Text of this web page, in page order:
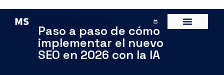
Paso a paso de cómo
implementar el nuevo
SEO en 2026 con la IA